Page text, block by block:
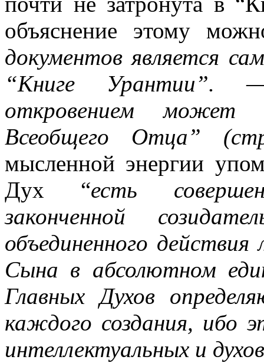
объяснение этому
документов является
“Книге Урантии”.
откровением может
Всеобщего Отца”
мысленной энергии
Дух “есть
законченной
объединенного
Сына в абсолютном
Главных Духов
каждого создания, ибо
интеллектуальных и